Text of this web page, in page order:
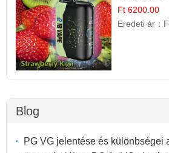
Ft 6200.00
Eredeti ár：
Blog
PG VG jelentése és különbségei